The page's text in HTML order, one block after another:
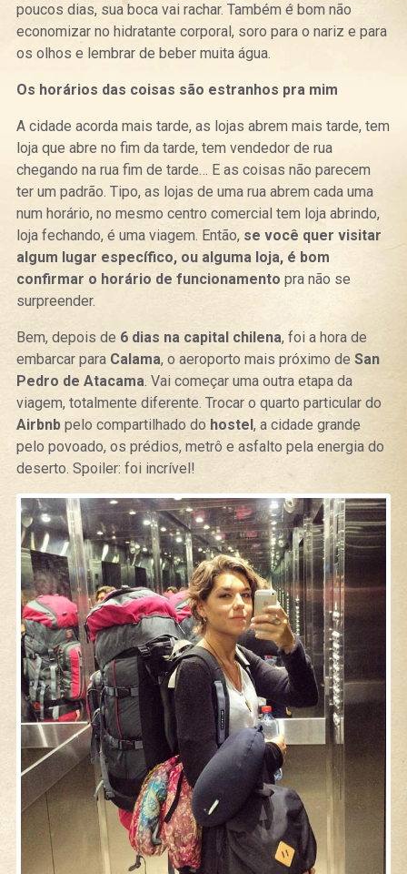
poucos dias, sua boca vai rachar. Também é bom não
economizar no hidratante corporal, soro para o nariz e para
os olhos e lembrar de beber muita água.
Os horários das coisas são estranhos pra mim
A cidade acorda mais tarde, as lojas abrem mais tarde, tem
loja que abre no fim da tarde, tem vendedor de rua
chegando na rua fim de tarde… E as coisas não parecem
ter um padrão. Tipo, as lojas de uma rua abrem cada uma
num horário, no mesmo centro comercial tem loja abrindo,
loja fechando, é uma viagem. Então, se você quer visitar
algum lugar específico, ou alguma loja, é bom
confirmar o horário de funcionamento pra não se
surpreender.
Bem, depois de 6 dias na capital chilena, foi a hora de
embarcar para Calama, o aeroporto mais próximo de San
Pedro de Atacama. Vai começar uma outra etapa da
viagem, totalmente diferente. Trocar o quarto particular do
Airbnbpelo compartilhado do hostel, a cidade grande
pelo povoado, os prédios, metrô e asfalto pela energia do
deserto. Spoiler: foi incrível!